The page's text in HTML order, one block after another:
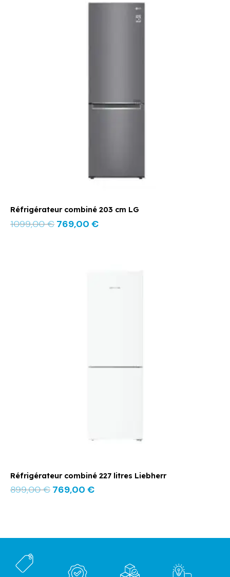
Réfrigérateur combiné 203 cm LG
1099,00€ 769,00 €
prix
Réfrigérateur combiné 227 litres Liebherr
899,00€ 769,00 €